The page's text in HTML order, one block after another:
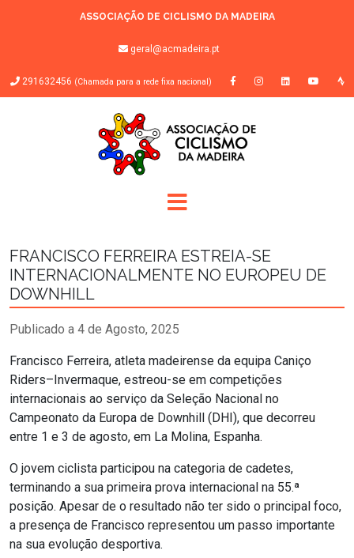
ASSOCIAÇÃO DE CICLISMO DA MADEIRA
geral@acmadeira.pt
291632456 (Chamada para a rede fixa nacional)
FRANCISCO FERREIRA ESTREIA-SE
INTERNACIONALMENTE NO EUROPEU DE
DOWNHILL
Publicado a 4 de Agosto, 2025
Francisco Ferreira, atleta madeirense da equipa Caniço
Riders–Invermaque, estreou-se em competições
internacionais ao serviço da Seleção Nacional no
Campeonato da Europa de Downhill (DHI), que decorreu
entre 1 e 3 de agosto, em La Molina, Espanha.
O jovem ciclista participou na categoria de cadetes,
terminando a sua primeira prova internacional na 55.ª
posição. Apesar de o resultado não ter sido o principal foco,
a presença de Francisco representou um passo importante
na sua evolução desportiva.